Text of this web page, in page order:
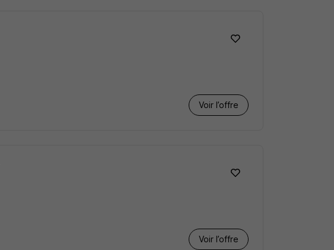
Voir l’offre
Voir l’offre